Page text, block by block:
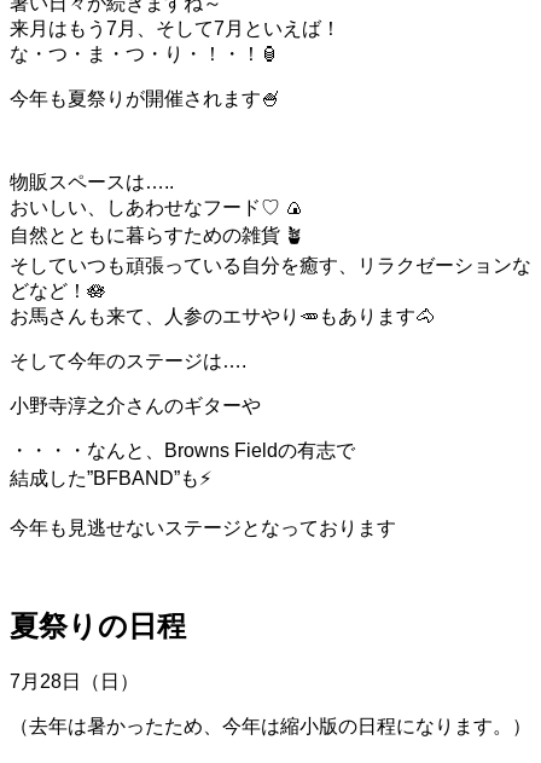
来月はもう7月、そして7月といえば！
な・つ・ま・つ・り・！・！🏮
今年も夏祭りが開催されます🍧
物販スペースは…..
おいしい、しあわせなフード♡ 🍙
自然とともに暮らすための雑貨 🪴
そしていつも頑張っている自分を癒す、リラクゼーションな
どなど！🪷
お馬さんも来て、人参のエサやり🥕もあります🐴
そして今年のステージは….
小野寺淳之介さんのギターや
・・・・なんと、Browns Fieldの有志で
結成した”BFBAND”も⚡️
今年も見逃せないステージとなっております
夏祭りの日程
7月28日（日）
（去年は暑かったため、今年は縮小版の日程になります。）